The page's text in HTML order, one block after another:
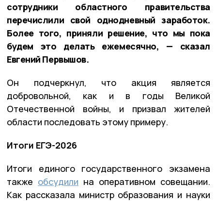
сотрудники областного правительства
перечислили свой однодневный заработок.
Более того, приняли решение, что мы пока
будем это делать ежемесячно, — сказал
Евгений Первышов.
Он подчеркнул, что акция является
добровольной, как и в годы Великой
Отечественной войны, и призвал жителей
области последовать этому примеру.
Итоги ЕГЭ-2026
Итоги единого государственного экзамена
также обсудили на оперативном совещании.
Как рассказала министр образования и науки